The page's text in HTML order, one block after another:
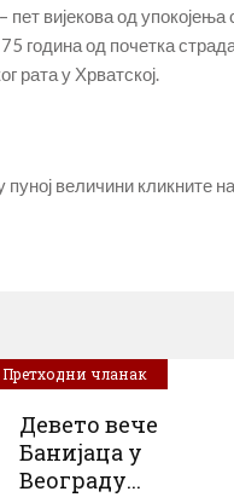
вијекова од
година од почетка
рата у Хрватској.
пуној величини кликните
Претходни чланак
Девето вече
Банијаца у
Bеограду...